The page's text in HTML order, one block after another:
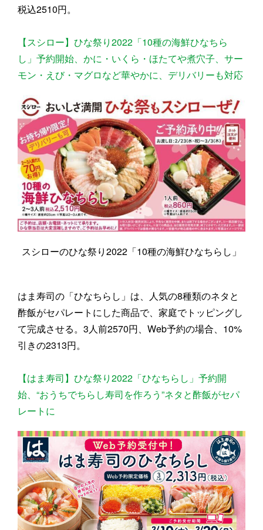
税込2510円。
【スシロー】ひな祭り2022「10種の海鮮ひなちら
し」予約開始、かに・いくら・ほたてや煮穴子、サー
モン・えび・マグロなど華やかに、デリバリーも対応
スシローのひな祭り2022「10種の海鮮ひなちらし」
はま寿司の「ひなちらし」は、人気の8種類のネタと
酢飯がセパレートにした商品で、家庭でトッピングし
て完成させる。3人前2570円、Web予約の場合、10%
引きの2313円。
【はま寿司】ひな祭り2022「ひなちらし」予約開
始、“おうちでちらし寿司を作ろう”ネタと酢飯がセパ
レートに